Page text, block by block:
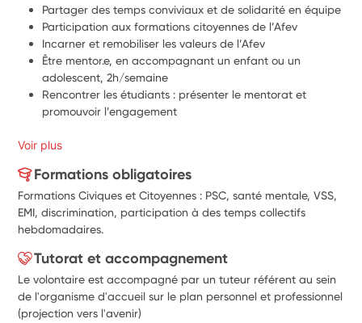
Partager des temps conviviaux et de solidarité en équipe
Participation aux formations citoyennes de l’Afev
Incarner et remobiliser les valeurs de l’Afev
Être mentor.e, en accompagnant un enfant ou un
adolescent, 2h/semaine
Rencontrer les étudiants : présenter le mentorat et
promouvoir l’engagement
Voir plus
Formations obligatoires
Formations Civiques et Citoyennes : PSC, santé mentale, VSS,
EMI, discrimination, participation à des temps collectifs
hebdomadaires.
Tutorat et accompagnement
Le volontaire est accompagné par un tuteur référent au sein
de l'organisme d'accueil sur le plan personnel et professionnel
(projection vers l'avenir)